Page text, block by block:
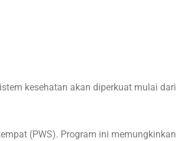
kesehatan akan diperkuat mulai dari
(PWS). Program ini memungkinkan